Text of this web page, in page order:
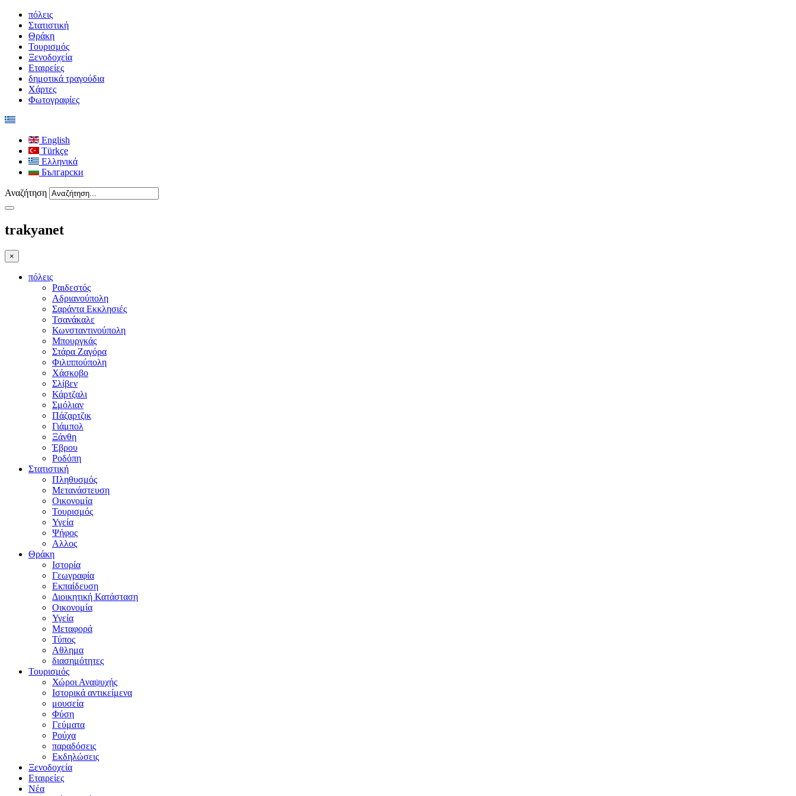
πόλεις
Στατιστική
Θράκη
Τουρισμός
Ξενοδοχεία
Εταιρείες
δημοτικά τραγούδια
Χάρτες
Φωτογραφίες
English
Türkçe
Ελληνικά
Български
Αναζήτηση
trakyanet
×
πόλεις
Ραιδεστός
Αδριανούπολη
Σαράντα Εκκλησιές
Τσανάκαλε
Κωνσταντινούπολη
Μπουργκάς
Στάρα Ζαγόρα
Φιλιππούπολη
Χάσκοβο
Σλίβεν
Κάρτζαλι
Σμόλιαν
Πάζαρτζικ
Γιάμπολ
Ξάνθη
Έβρου
Ροδόπη
Στατιστική
Πληθυσμός
Μετανάστευση
Οικονομία
Τουρισμός
Υγεία
Ψήφος
Αλλος
Θράκη
Ιστορία
Γεωγραφία
Εκπαίδευση
Διοικητική Κατάσταση
Οικονομία
Υγεία
Μεταφορά
Τύπος
Αθλημα
διασημότητες
Τουρισμός
Χώροι Αναψυχής
Ιστορικά αντικείμενα
μουσεία
Φύση
Γεύματα
Ρούχα
παραδόσεις
Εκδηλώσεις
Ξενοδοχεία
Εταιρείες
Νέα